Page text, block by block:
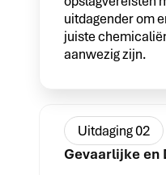
uitdagender om
juiste
aanwezig zijn.
Uitdaging 02
Gevaarlijke en